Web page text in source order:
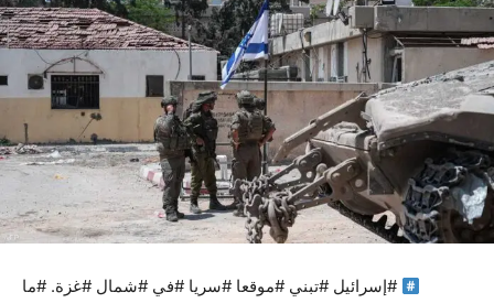
#إسرائيل #تبني #موقعا #سريا #في #شمال #غزة. #ما